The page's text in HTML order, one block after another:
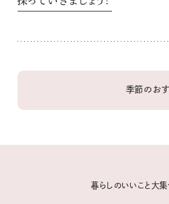
季節のお
暮らしのいいこと大集